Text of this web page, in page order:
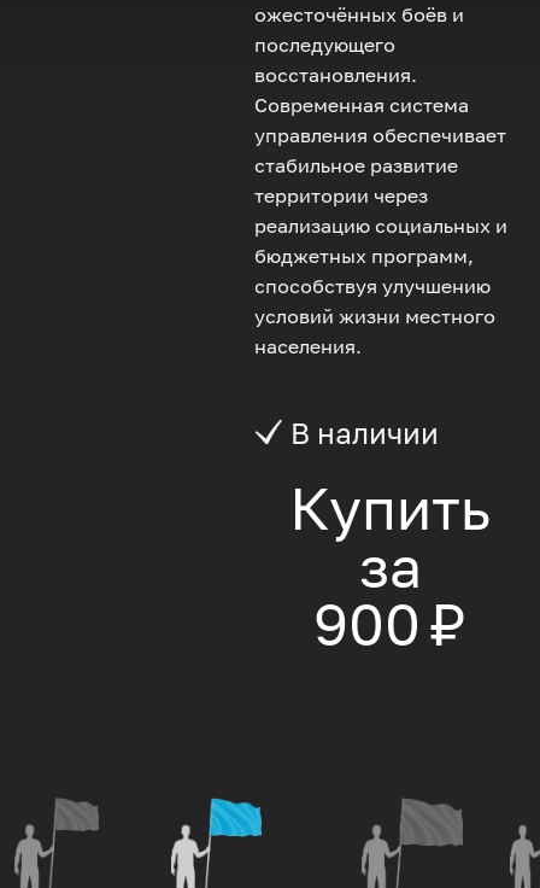
ожесточённых боёв и
последующего
восстановления.
Современная система
управления обеспечивает
стабильное развитие
территории через
реализацию социальных и
бюджетных программ,
способствуя улучшению
условий жизни местного
населения.
В наличии
Купить
за
900 ₽